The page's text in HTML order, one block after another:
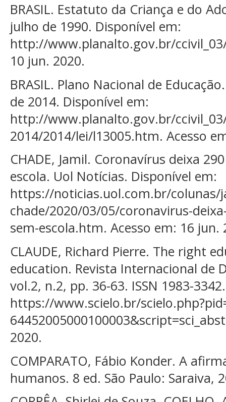
BRASIL. Estatuto da Criança e do
julho de 1990. Disponível em:
http://www.planalto.gov.br/
10 jun. 2020.
BRASIL. Plano Nacional de
de 2014. Disponível em:
http://www.planalto.gov.br/
2014/2014/lei/l13005.htm. Acesso
CHADE, Jamil. Coronavírus deixa
escola. Uol Notícias. Disponível em:
https://noticias.uol.com.br/colunas/
chade/2020/03/05/coronavirus-
sem-escola.htm. Acesso em: 16 jun.
CLAUDE, Richard Pierre. The right
education. Revista Internacional de
vol.2, n.2, pp. 36-63. ISSN 1983-
https://www.scielo.br/
2020.
COMPARATO, Fábio Konder. A
humanos. 8 ed. São Paulo: Saraiva,